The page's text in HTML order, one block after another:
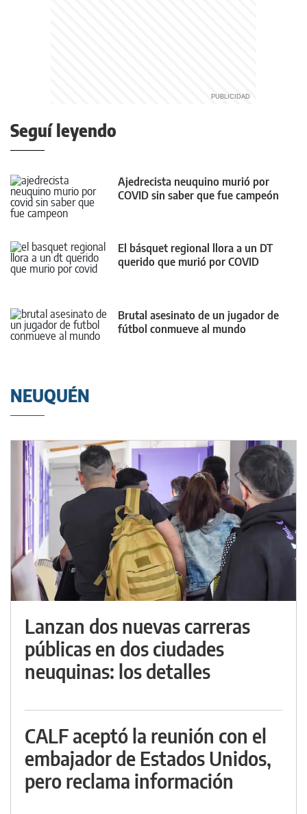
Seguí leyendo
Ajedrecista neuquino murió por
COVID sin saber que fue campeón
El básquet regional llora a un DT
querido que murió por COVID
Brutal asesinato de un jugador de
fútbol conmueve al mundo
NEUQUÉN
Lanzan dos nuevas carreras
públicas en dos ciudades
neuquinas: los detalles
CALF aceptó la reunión con el
embajador de Estados Unidos,
pero reclama información